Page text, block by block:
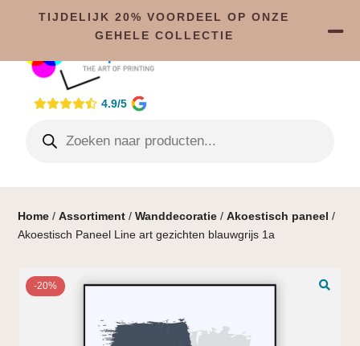
4.9/5
Home /Assortiment /Wanddecoratie /Akoestisch paneel /
Akoestisch Paneel Line art gezichten blauwgrijs 1a
-20%
TIJDELIJK 20% VOORDEEL OP ONZE
GEHELE COLLECTIE